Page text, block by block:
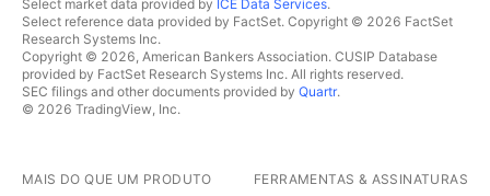
Select market data provided by ICE Data Services.
Select reference data provided by FactSet. Copyright © 2026 FactSet
Research Systems Inc.
Copyright © 2026, American Bankers Association. CUSIP Database
provided by FactSet Research Systems Inc. All rights reserved.
SEC filings and other documents provided by Quartr.
© 2026 TradingView, Inc.
MAIS DO QUE UM PRODUTO FERRAMENTAS & ASSINATURAS